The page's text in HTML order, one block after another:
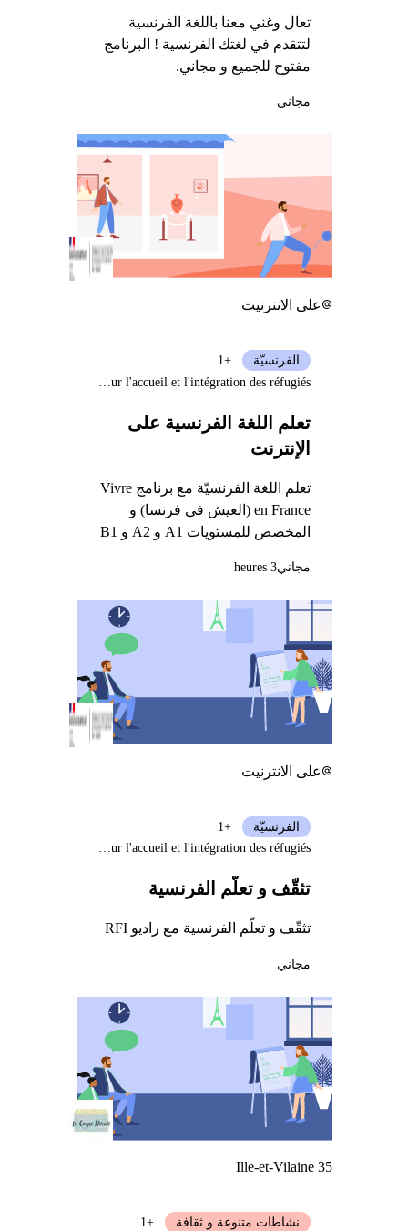
تعال وغني معنا باللغة الفرنسية
لتتقدم في لغتك الفرنسية ! البرنامج
مفتوح للجميع و مجاني.
مجاني
على الانترنيت
تعلم اللغة الفرنسية على
الإنترنت
تعلم اللغة الفرنسيّة مع برنامج Vivre
en France (العيش في فرنسا) و
المخصص للمستويات A1 و A2 و B1
الفرنسيّة
+1
مجاني3 heures
على الانترنيت
تثقّف و تعلّم الفرنسية
تثقّف و تعلّم الفرنسية مع راديو RFI
الفرنسيّة
+1
مجاني
Ille-et-Vilaine 35
نشاطات متنوعة و ثقافة +1